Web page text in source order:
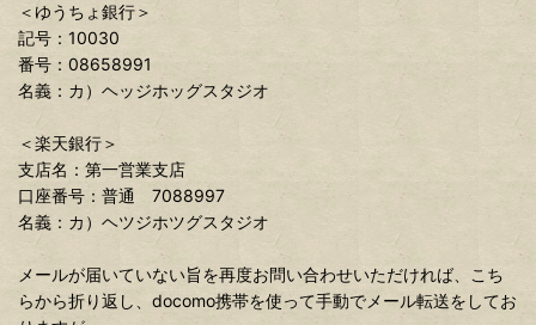
＜ゆうちょ銀行＞
記号：10030
番号：08658991
名義：カ）ヘッジホッグスタジオ
＜楽天銀行＞
支店名：第一営業支店
口座番号：普通 7088997
名義：カ）ヘツジホツグスタジオ
メールが届いていない旨を再度お問い合わせいただければ、こち
らから折り返し、docomo携帯を使って手動でメール転送をしてお